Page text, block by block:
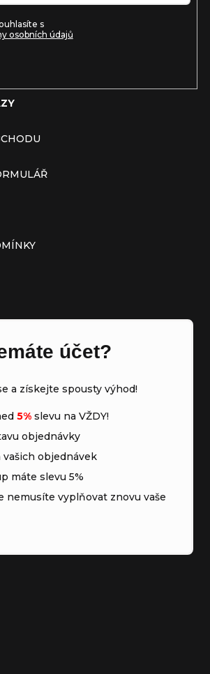
účet?
a získejte spousty výhod!
5% slevu na VŽDY!
objednávky
objednávek
máte slevu 5%
nemusíte vyplňovat znovu vaše
s
osobních údajů